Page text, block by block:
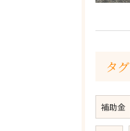
タグ
補助金